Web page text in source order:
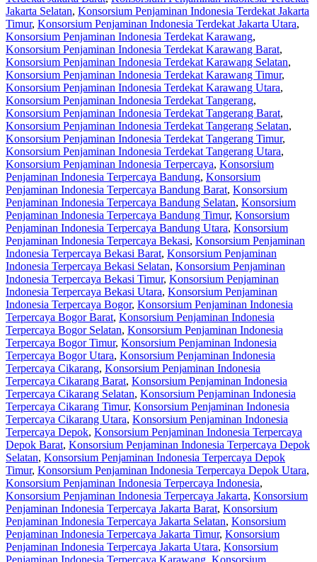
Jakarta Selatan, Konsorsium Penjaminan Indonesia Terdekat Jakarta
Timur, Konsorsium Penjaminan Indonesia Terdekat Jakarta Utara,
Konsorsium Penjaminan Indonesia Terdekat Karawang,
Konsorsium Penjaminan Indonesia Terdekat Karawang Barat,
Konsorsium Penjaminan Indonesia Terdekat Karawang Selatan,
Konsorsium Penjaminan Indonesia Terdekat Karawang Timur,
Konsorsium Penjaminan Indonesia Terdekat Karawang Utara,
Konsorsium Penjaminan Indonesia Terdekat Tangerang,
Konsorsium Penjaminan Indonesia Terdekat Tangerang Barat,
Konsorsium Penjaminan Indonesia Terdekat Tangerang Selatan,
Konsorsium Penjaminan Indonesia Terdekat Tangerang Timur,
Konsorsium Penjaminan Indonesia Terdekat Tangerang Utara,
Konsorsium Penjaminan Indonesia Terpercaya, Konsorsium
Penjaminan Indonesia Terpercaya Bandung, Konsorsium
Penjaminan Indonesia Terpercaya Bandung Barat, Konsorsium
Penjaminan Indonesia Terpercaya Bandung Selatan, Konsorsium
Penjaminan Indonesia Terpercaya Bandung Timur, Konsorsium
Penjaminan Indonesia Terpercaya Bandung Utara, Konsorsium
Penjaminan Indonesia Terpercaya Bekasi, Konsorsium Penjaminan
Indonesia Terpercaya Bekasi Barat, Konsorsium Penjaminan
Indonesia Terpercaya Bekasi Selatan, Konsorsium Penjaminan
Indonesia Terpercaya Bekasi Timur, Konsorsium Penjaminan
Indonesia Terpercaya Bekasi Utara, Konsorsium Penjaminan
Indonesia Terpercaya Bogor, Konsorsium Penjaminan Indonesia
Terpercaya Bogor Barat, Konsorsium Penjaminan Indonesia
Terpercaya Bogor Selatan, Konsorsium Penjaminan Indonesia
Terpercaya Bogor Timur, Konsorsium Penjaminan Indonesia
Terpercaya Bogor Utara, Konsorsium Penjaminan Indonesia
Terpercaya Cikarang, Konsorsium Penjaminan Indonesia
Terpercaya Cikarang Barat, Konsorsium Penjaminan Indonesia
Terpercaya Cikarang Selatan, Konsorsium Penjaminan Indonesia
Terpercaya Cikarang Timur, Konsorsium Penjaminan Indonesia
Terpercaya Cikarang Utara, Konsorsium Penjaminan Indonesia
Terpercaya Depok, Konsorsium Penjaminan Indonesia Terpercaya
Depok Barat, Konsorsium Penjaminan Indonesia Terpercaya Depok
Selatan, Konsorsium Penjaminan Indonesia Terpercaya Depok
Timur, Konsorsium Penjaminan Indonesia Terpercaya Depok Utara,
Konsorsium Penjaminan Indonesia Terpercaya Indonesia,
Konsorsium Penjaminan Indonesia Terpercaya Jakarta, Konsorsium
Penjaminan Indonesia Terpercaya Jakarta Barat, Konsorsium
Penjaminan Indonesia Terpercaya Jakarta Selatan, Konsorsium
Penjaminan Indonesia Terpercaya Jakarta Timur, Konsorsium
Penjaminan Indonesia Terpercaya Jakarta Utara, Konsorsium
Penjaminan Indonesia Terpercaya Karawang Konsorsium